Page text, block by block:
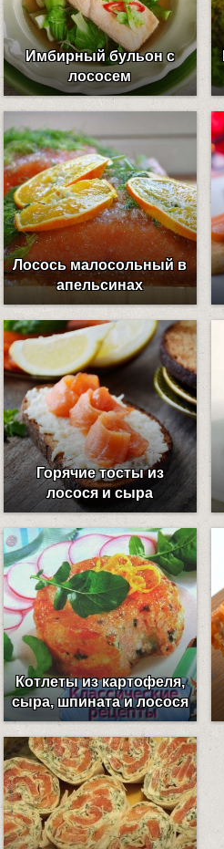
Имбирный бульон с
лососем
Лосось малосольный в
апельсинах
Горячие тосты из
лосося и сыра
Котлеты из картофеля,
сыра, шпината и лосося